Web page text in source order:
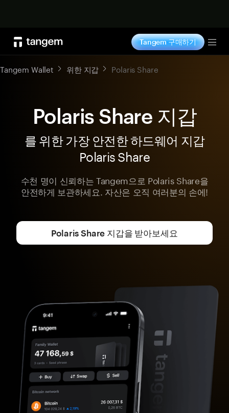
Tangem 구매하기
Tangem Wallet 위한 지갑 Polaris Share
Polaris Share 지갑
를 위한 가장 안전한 하드웨어 지갑
Polaris Share
수천 명이 신뢰하는 Tangem으로 Polaris Share을
안전하게 보관하세요. 자산은 오직 여러분의 손에!
Polaris Share 지갑을 받아보세요